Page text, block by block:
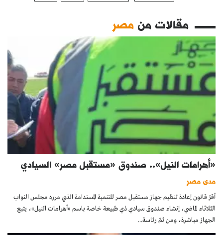
مقالات منمصر
«أهرامات النيل».. صندوق «مستقبل مصر» السيادي
مدى مصر
أقرّ قانون إعادة تنظيم جهاز مستقبل مصر للتنمية المستدامة الذي مرره مجلس النواب
الثلاثاء الماضي، إنشاء صندوق سيادي ذي طبيعة خاصة باسم «أهرامات النيل»، يتبع
الجهاز مباشرة، ومن ثمّ رئاسة...